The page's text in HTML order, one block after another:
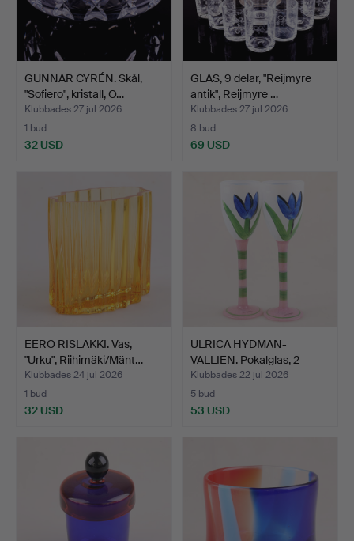
GUNNAR CYRÉN. Skål,
"Sofiero", kristall, O…
Klubbades 27 jul 2026
1 bud
32 USD
GLAS, 9 delar, "Reijmyre
antik", Reijmyre …
Klubbades 27 jul 2026
8 bud
69 USD
EERO RISLAKKI. Vas,
"Urku", Riihimäki/Mänt…
Klubbades 24 jul 2026
1 bud
32 USD
ULRICA HYDMAN-
VALLIEN. Pokalglas, 2
stycke…
Klubbades 22 jul 2026
5 bud
53 USD